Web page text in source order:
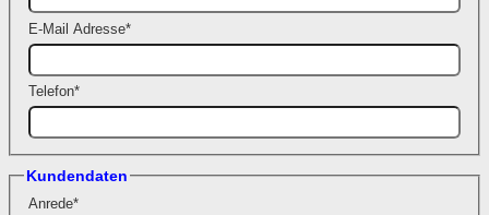
E-Mail Adresse*
Telefon*
Kundendaten
Anrede*